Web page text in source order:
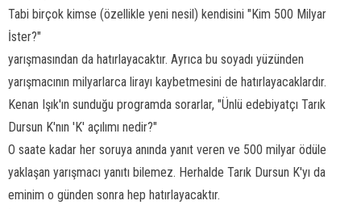
Tabi birçok kimse (özellikle yeni nesil) kendisini "Kim 500 Milyar
İster?"
yarışmasından da hatırlayacaktır. Ayrıca bu soyadı yüzünden
yarışmacının milyarlarca lirayı kaybetmesini de hatırlayacaklardır.
Kenan Işık'ın sunduğu programda sorarlar, "Ünlü edebiyatçı Tarık
Dursun K'nın 'K' açılımı nedir?"
O saate kadar her soruya anında yanıt veren ve 500 milyar ödüle
yaklaşan yarışmacı yanıtı bilemez. Herhalde Tarık Dursun K'yı da
eminim o günden sonra hep hatırlayacaktır.